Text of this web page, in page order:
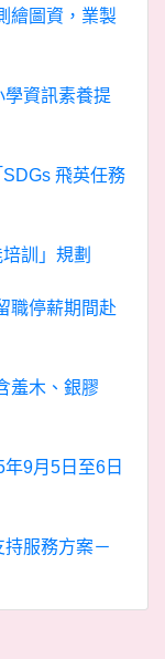
繪圖資，業製
資訊素養提
飛英任務
訓」規劃
職停薪期間赴
羞木、銀膠
9月5日至6日
服務方案－